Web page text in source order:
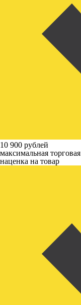
10 900 рублей
максимальная торговая
наценка на товар